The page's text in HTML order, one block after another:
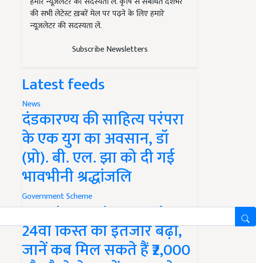
की सभी लेटेस्ट ख़बरें मेल पर पढ़ने के लिए हमारे
न्यूज़लेटर की सदस्यता लें.
Subscribe Newsletters
Latest feeds
News
दंडकारण्य की साहित्य परंपरा
के एक युग का अवसान, डॉ
(प्रो). बी. एल. झा को दी गई
भावभीनी श्रद्धांजलि
Government Scheme
PM Kisan Yojana Update:
24वीं किस्त का इंतजार बढ़ा,
जानें कब मिल सकते हैं ₹2,000